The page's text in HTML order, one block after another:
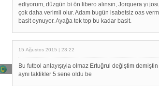
ediyorum, düzgün bi ön libero alınsın, Jorquera yı
çok daha verimli olur. Adam bugün isabetsiz oas
basit oynuyor. Ayağa tek top bu kadar basit.
15 Ağustos 2015 | 23:22
Bu futbol anlayışıyla olmaz Ertuğrul değiştim
aynı taktikler 5 sene oldu be